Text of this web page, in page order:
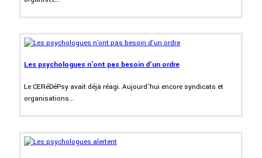
Les psychologues n'ont pas besoin d'un ordre
Le CERéDéPsy avait déjà réagi. Aujourd’hui encore syndicats et
organisations...